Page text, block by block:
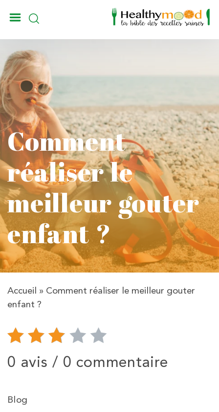
Comment
réaliser le
meilleur gouter
enfant ?
Accueil » Comment réaliser le meilleur gouter
enfant ?
0 avis / 0 commentaire
Blog